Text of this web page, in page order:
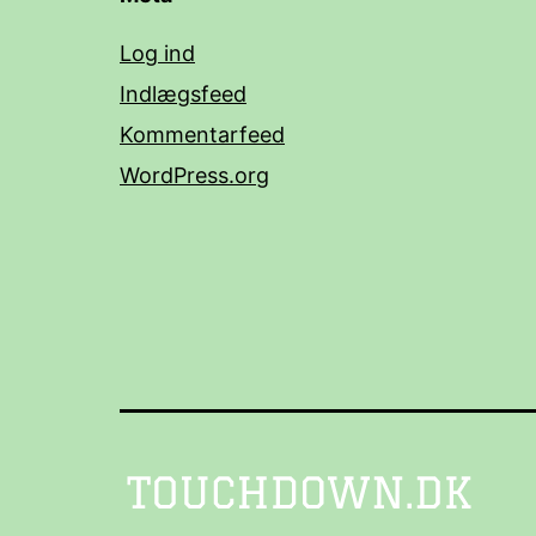
Log ind
Indlægsfeed
Kommentarfeed
WordPress.org